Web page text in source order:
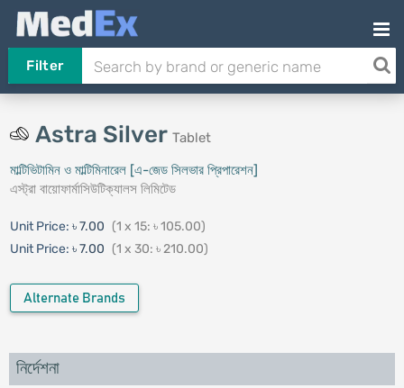
Filter
Astra Silver Tablet
মাল্টিভিটামিন ও মাল্টিমিনারেল [এ-জেড সিলভার প্রিপারেশন]
এস্ট্রা বায়োফার্মাসিউটিক্যালস লিমিটেড
Unit Price: ৳ 7.00 (1 x 15: ৳ 105.00)
Unit Price: ৳ 7.00 (1 x 30: ৳ 210.00)
Alternate Brands
নির্দেশনা